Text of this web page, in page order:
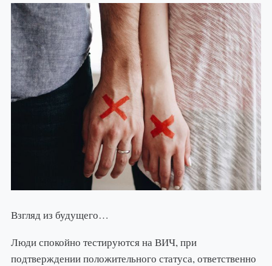
Взгляд из будущего…
Люди спокойно тестируются на ВИЧ, при
подтверждении положительного статуса, ответственно